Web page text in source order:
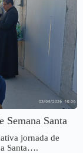
Semana Santa
jornada de
Santa….